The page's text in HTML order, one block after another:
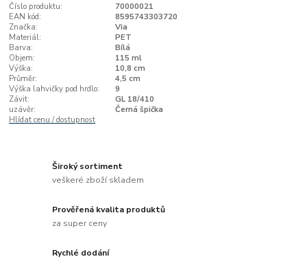
Číslo produktu:
70000021
EAN kód:
8595743303720
Značka:
Via
Materiál:
PET
Barva:
Bílá
Objem:
115 ml
Výška:
10,8 cm
Průměr:
4,5 cm
Výška lahvičky pod hrdlo:
9
Závit:
GL 18/410
uzávěr:
Černá špička
Hlídat cenu / dostupnost
Široký sortiment
veškeré zboží skladem
Prověřená kvalita produktů
za super ceny
Rychlé dodání